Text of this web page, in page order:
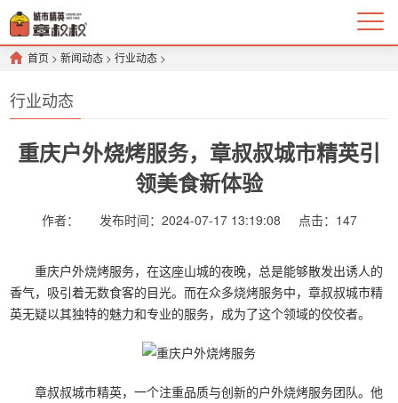
首页 >新闻动态 >行业动态 >
行业动态
重庆户外烧烤服务，章叔叔城市精英引
领美食新体验
作者： 发布时间：2024-07-17 13:19:08 点击： 147
重庆户外烧烤服务，在这座山城的夜晚，总是能够散发出诱人的
香气，吸引着无数食客的目光。而在众多烧烤服务中，章叔叔城市精
英无疑以其独特的魅力和专业的服务，成为了这个领域的佼佼者。
章叔叔城市精英，一个注重品质与创新的户外烧烤服务团队。他